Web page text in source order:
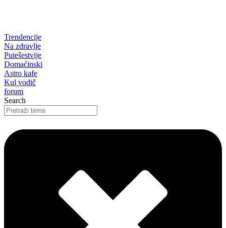
Trendencije
Na zdravlje
Putešestvije
Domaćinski
Astro kafe
Kul vodič
forum
Search